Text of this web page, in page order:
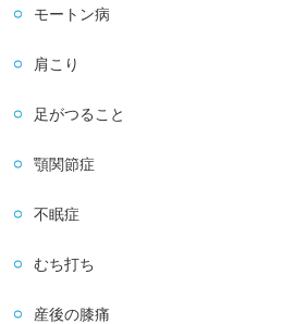
モートン病
肩こり
足がつること
顎関節症
不眠症
むち打ち
産後の膝痛